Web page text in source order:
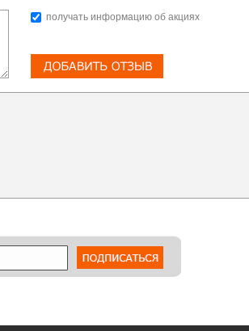
получать информацию об акциях